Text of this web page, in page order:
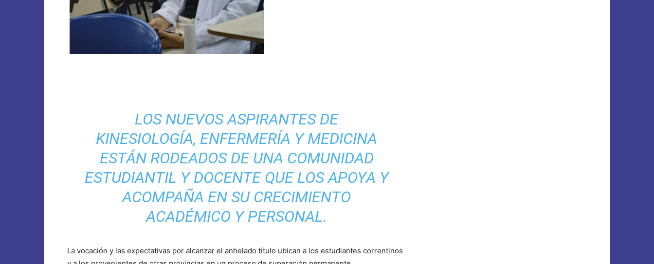
LOS NUEVOS ASPIRANTES DE
KINESIOLOGÍA, ENFERMERÍA Y MEDICINA
ESTÁN RODEADOS DE UNA COMUNIDAD
ESTUDIANTIL Y DOCENTE QUE LOS APOYA Y
ACOMPAÑA EN SU CRECIMIENTO
ACADÉMICO Y PERSONAL.
La vocación y las expectativas por alcanzar el anhelado título ubican a los estudiantes correntinos